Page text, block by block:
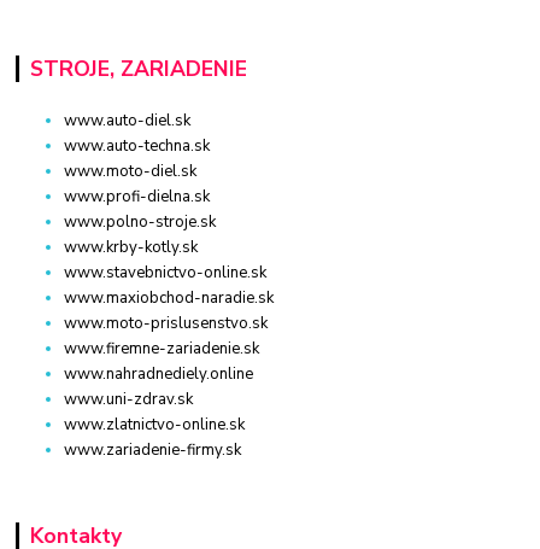
STROJE, ZARIADENIE
www.auto-diel.sk
www.auto-techna.sk
www.moto-diel.sk
www.profi-dielna.sk
www.polno-stroje.sk
www.krby-kotly.sk
www.stavebnictvo-online.sk
www.maxiobchod-naradie.sk
www.moto-prislusenstvo.sk
www.firemne-zariadenie.sk
www.nahradnediely.online
www.uni-zdrav.sk
www.zlatnictvo-online.sk
www.zariadenie-firmy.sk
Kontakty